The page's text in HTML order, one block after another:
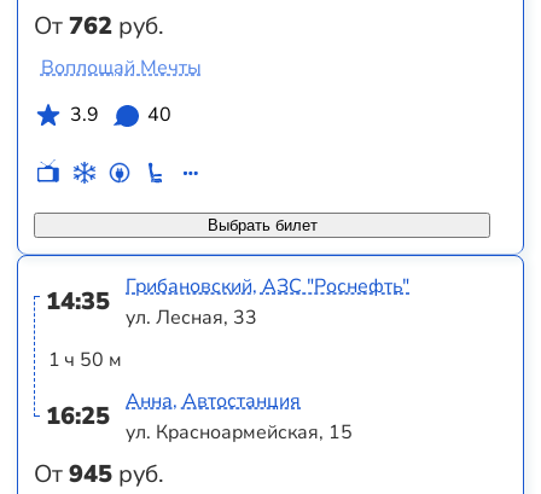
От762 руб.
Выбрать билет
Воплощай Мечты
3.9
40
14:35
1 ч 50 м
16:25
От945 руб.
Грибановский, АЗС "Роснефть"
ул. Лесная, 33
Анна, Автостанция
ул. Красноармейская, 15